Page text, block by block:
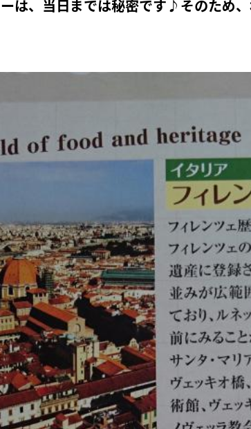
は、当日までは秘密です♪そのため